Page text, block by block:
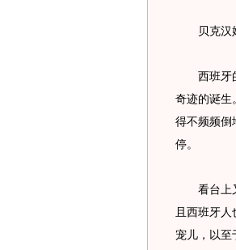
贝克汉
西班牙的
奇迹的诞生
得不频频倒
停。
看台上又
且西班牙
宠儿，以至